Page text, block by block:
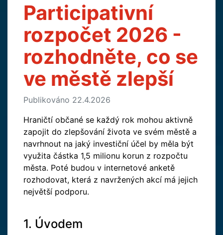
Participativní
rozpočet 2026 -
rozhodněte, co se
ve městě zlepší
Publikováno 22.4.2026
Hraničtí občané se každý rok mohou aktivně
zapojit do zlepšování života ve svém městě a
navrhnout na jaký investiční účel by měla být
využita částka 1,5 milionu korun z rozpočtu
města. Poté budou v internetové anketě
rozhodovat, která z navržených akcí má jejich
největší podporu.
1. Úvodem